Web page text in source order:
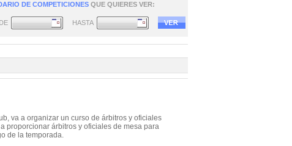
DE COMPETICIONES QUE QUIERES VER:
HASTA
va a organizar un curso de árbitros y oficiales
proporcionar árbitros y oficiales de mesa para
de la temporada.